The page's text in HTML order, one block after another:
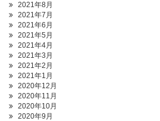
2021年8月
2021年7月
2021年6月
2021年5月
2021年4月
2021年3月
2021年2月
2021年1月
2020年12月
2020年11月
2020年10月
2020年9月